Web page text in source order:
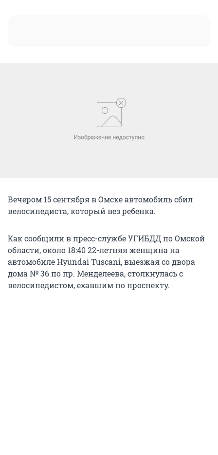
Вечером 15 сентября в Омске автомобиль сбил
велосипедиста, который вез ребенка.
Как сообщили в пресс-службе УГИБДД по Омской
области, около 18:40 22-летняя женщина на
автомобиле Hyundai Tuscani, выезжая со двора
дома № 36 по пр. Менделеева, столкнулась с
велосипедистом, ехавшим по проспекту.